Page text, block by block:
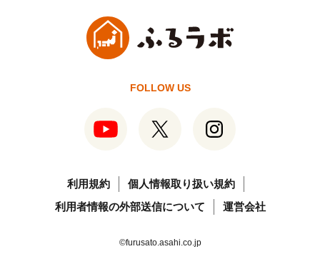
FOLLOW US
利用規約
個人情報取り扱い規約
利用者情報の外部送信について
運営会社
©furusato.asahi.co.jp